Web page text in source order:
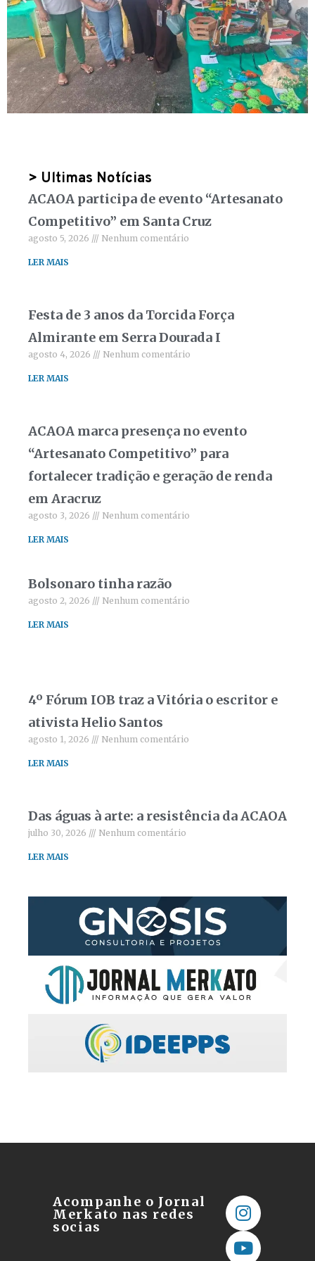
> Ultimas Notícias
ACAOA participa de evento “Artesanato
Competitivo” em Santa Cruz
agosto 5, 2026 Nenhum comentário
LER MAIS
Festa de 3 anos da Torcida Força
Almirante em Serra Dourada I
agosto 4, 2026 Nenhum comentário
LER MAIS
ACAOA marca presença no evento
“Artesanato Competitivo” para
fortalecer tradição e geração de renda
em Aracruz
agosto 3, 2026 Nenhum comentário
LER MAIS
Bolsonaro tinha razão
agosto 2, 2026 Nenhum comentário
LER MAIS
4º Fórum IOB traz a Vitória o escritor e
ativista Helio Santos
agosto 1, 2026 Nenhum comentário
LER MAIS
Das águas à arte: a resistência da ACAOA
julho 30, 2026 Nenhum comentário
LER MAIS
Acompanhe o Jornal
Merkato nas redes
socias